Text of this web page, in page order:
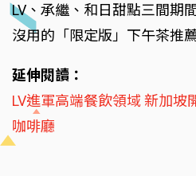
LV、承繼、和日甜點三間期
沒用的「限定版」下午茶推
延伸閱讀：
LV進軍高端餐飲領域 新加坡
咖啡廳